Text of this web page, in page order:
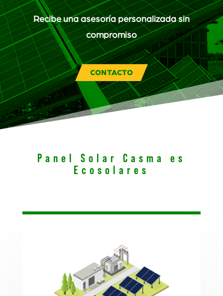
Recibe una asesoría personalizada sin
compromiso
CONTACTO
Panel Solar Casma es
Ecosolares